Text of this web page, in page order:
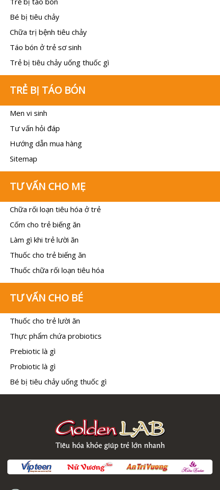
Bé bị tiêu chảy
Chữa trị bệnh tiêu chảy
Táo bón ở trẻ sơ sinh
Trẻ bị tiêu chảy uống thuốc gì
TRẺ BỊ TÁO BÓN
Men vi sinh
Tư vấn hỏi đáp
Hướng dẫn mua hàng
Sitemap
TƯ VẤN CHO MẸ
Chữa rối loạn tiêu hóa ở trẻ
Cốm cho trẻ biếng ăn
Làm gì khi trẻ lười ăn
Thuốc cho trẻ biếng ăn
Thuốc chữa rối loạn tiêu hóa
TƯ VẤN CHO BÉ
Thuốc cho trẻ lười ăn
Thực phẩm chứa probiotics
Prebiotic là gì
Probiotic là gì
Bé bị tiêu chảy uống thuốc gì